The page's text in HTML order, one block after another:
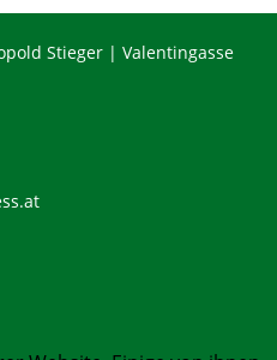
Stieger | Valentingasse